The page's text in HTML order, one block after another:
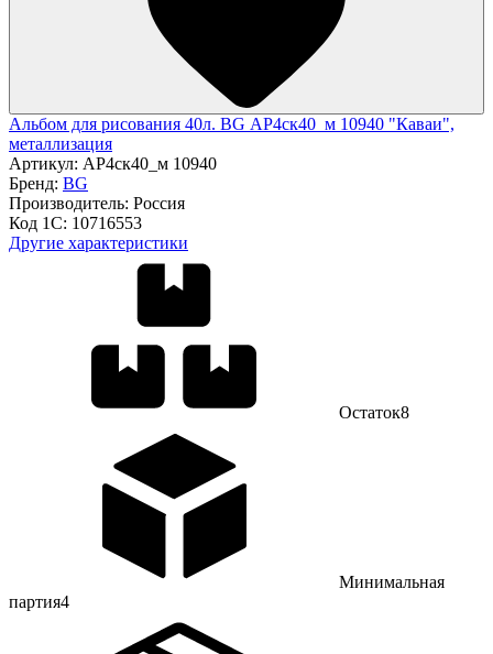
Альбом для рисования 40л. BG АР4ск40_м 10940 "Каваи",
металлизация
Артикул: АР4ск40_м 10940
Бренд: BG
Производитель: Россия
Код 1С: 10716553
Другие характеристики
Остаток8
Минимальная
партия4